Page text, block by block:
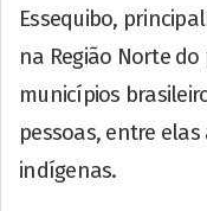
Essequibo,
na Região Norte
municípios
pessoas, entre
indígenas.